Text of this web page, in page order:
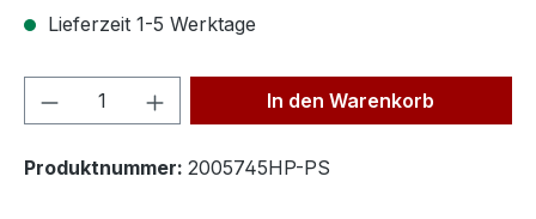
Lieferzeit 1-5 Werktage
Produkt Anzahl: Gib denIn den Warenkorb
Produktnummer: 2005745HP-PS